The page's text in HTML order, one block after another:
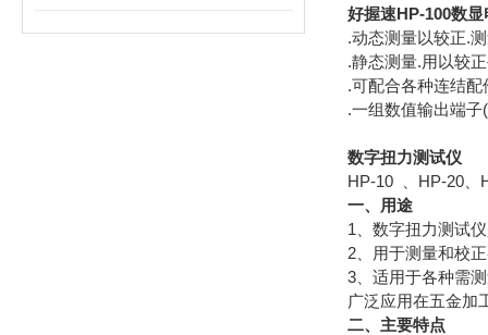
好握速HP-100数
.动态测量以较正.
.静态测量.用以较
.可配合各种连结
.一组数值输出端
数字扭力测试仪
HP-10 、HP-20
一、用途
1、数字扭力测试
2、用于测量和校
3、适用于各种需
广泛应用在五金加
二、主要特点